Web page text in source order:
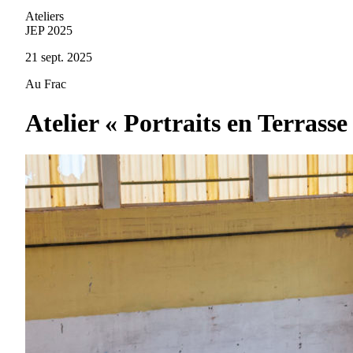
Ateliers
JEP 2025
21 sept. 2025
Au Frac
Atelier « Portraits en Terrasse